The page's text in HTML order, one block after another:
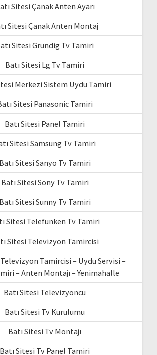
Sitesi Çanak Anten Ayarı
Sitesi Çanak Anten Montaj
Sitesi Grundig Tv Tamiri
Batı Sitesi Lg Tv Tamiri
Merkezi Sistem Uydu Tamiri
Sitesi Panasonic Tamiri
Batı Sitesi Panel Tamiri
Sitesi Samsung Tv Tamiri
Batı Sitesi Sanyo Tv Tamiri
Batı Sitesi Sony Tv Tamiri
Batı Sitesi Sunny Tv Tamiri
Sitesi Telefunken Tv Tamiri
Sitesi Televizyon Tamircisi
Tamircisi – Uydu Servisi –
– Anten Montajı – Yenimahalle
Batı Sitesi Televizyoncu
Batı Sitesi Tv Kurulumu
Batı Sitesi Tv Montajı
Batı Sitesi Tv Panel Tamiri